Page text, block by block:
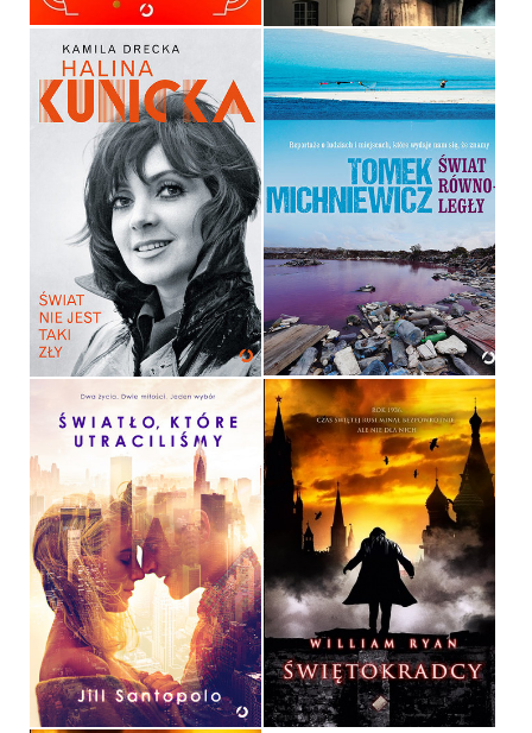
ŚWIAT NIE JEST TAKI ZŁY
HALINA KUNICKA, KAMILA
DRECKA
OPRAWA TWARDA
39,90 ZŁ
ŚWIAT RÓWNOLEGŁY
OPRAWA MIĘKKA
39,90 ZŁ
ŚWIATŁO, KTÓRE
UTRACILIŚMY
JILL SANTOPOLO
36,90 ZŁ
ŚWIĘTOKRADCY
WILLIAM RYAN
OPRAWA MIĘKKA
32,90 ZŁ